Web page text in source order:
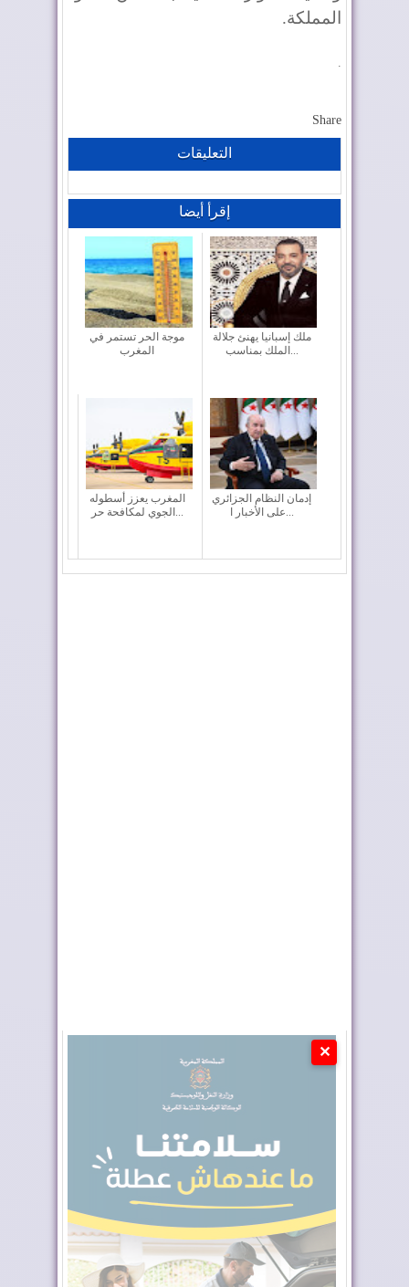
المملكة.
Share
التعليقات
إقرأ أيضا
موجة الحر تستمر في
المغرب
ملك إسبانيا يهنئ جلالة
الملك بمناسب...
المغرب يعزز أسطوله
الجوي لمكافحة حر...
إدمان النظام الجزائري
على الأخبار ا...
✕